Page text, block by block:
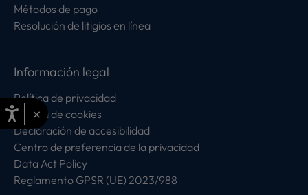
Métodos de pago
Resolución de litigios en línea
Información legal
Política de privacidad
Política de cookies
Declaración de accesibilidad
Centro de preferencia de la privacidad
Data Act Policy
Reglamento GPSR (UE) 2023/988
×